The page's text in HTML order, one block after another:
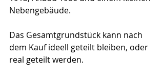
Nebengebäude.
Das Gesamtgrundstück kann nach
dem Kauf ideell geteilt bleiben, oder
real geteilt werden.